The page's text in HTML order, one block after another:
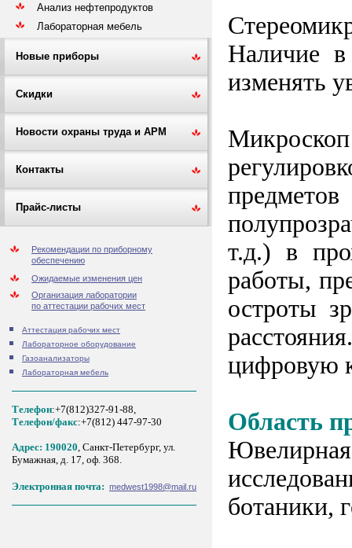
Анализ нефтепродуктов
Лабораторная мебель
Новые приборы
Скидки
Новости охраны труда и АРМ
Контакты
Прайс-листы
Рекомендации по приборному
обеспечению
Ожидаемые изменения цен
Организация лаборатории
по аттестации рабочих мест
Аттестация рабочих мест
Лабораторное оборудование
Газоанализаторы
Лабораторная мебель
Телефон:+7(812)327-91-88,
Tелефон/факс:+7(812) 447-97-30
Адрес: 190020, Санкт-Петербург, ул.
Бумажная, д. 17, оф. 368.
Электронная почта: medwest1998@mail.ru
Наличие
изменять
т.д.) в
работы,
остроты
цифровую
Область
ботаники,